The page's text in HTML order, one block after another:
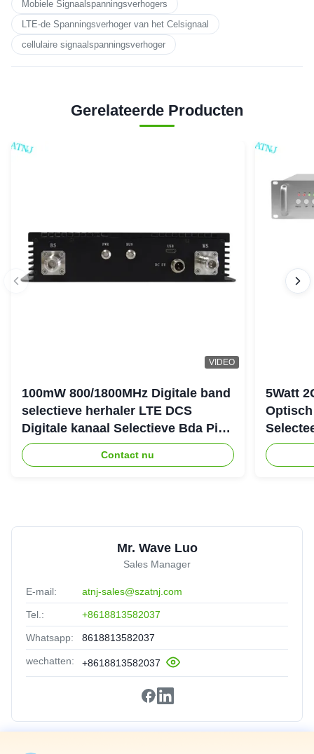
Mobiele Signaalspanningsverhogers
LTE-de Spanningsverhoger van het Celsignaal
cellulaire signaalspanningsverhoger
Gerelateerde Producten
VIDEO
100mW 800/1800MHz Digitale band
selectieve herhaler LTE DCS
Digitale kanaal Selectieve Bda Pico
herhaler
Contact nu
5Watt
Mr. Wave Luo
Sales Manager
E-mail: atnj-sales@szatnj.com
Tel.: +8618813582037
Whatsapp: 8618813582037
wechatten: +8618813582037